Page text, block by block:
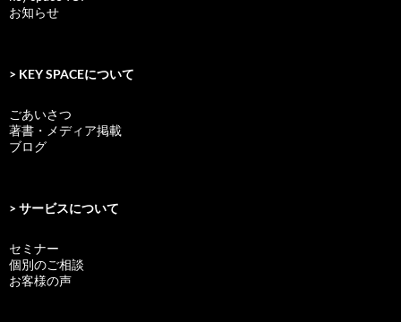
お知らせ
> KEY SPACEについて
ごあいさつ
著書・メディア掲載
ブログ
> サービスについて
セミナー
個別のご相談
お客様の声